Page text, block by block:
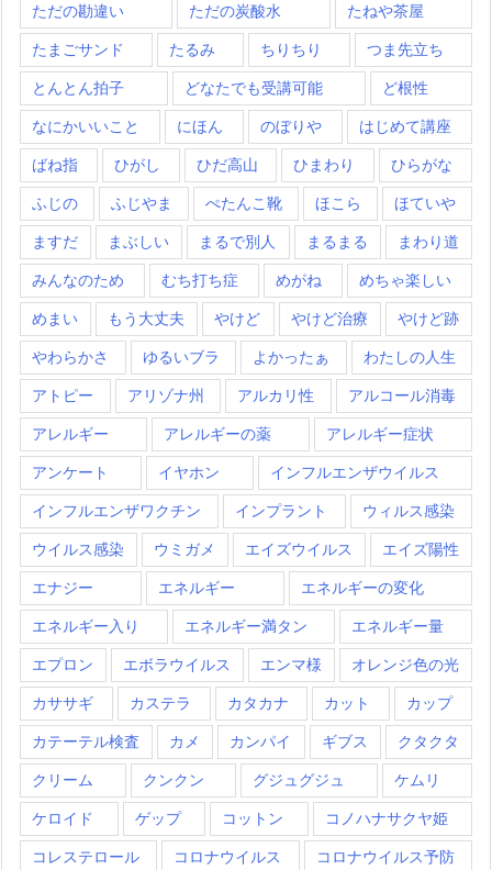
ただの勘違い ただの炭酸水 たねや茶屋
たまごサンド たるみ ちりちり つま先立ち
とんとん拍子 どなたでも受講可能 ど根性
なにかいいこと にほん のぼりや はじめて講座
ばね指 ひがし ひだ高山 ひまわり ひらがな
ふじの ふじやま ぺたんこ靴 ほこら ほていや
ますだ まぶしい まるで別人 まるまる まわり道
みんなのため むち打ち症 めがね めちゃ楽しい
めまい もう大丈夫 やけど やけど治療 やけど跡
やわらかさ ゆるいブラ よかったぁ わたしの人生
アトピー アリゾナ州 アルカリ性 アルコール消毒
アレルギー アレルギーの薬 アレルギー症状
アンケート イヤホン インフルエンザウイルス
インフルエンザワクチン インプラント ウィルス感染
ウイルス感染 ウミガメ エイズウイルス エイズ陽性
エナジー エネルギー エネルギーの変化
エネルギー入り エネルギー満タン エネルギー量
エプロン エボラウイルス エンマ様 オレンジ色の光
カササギ カステラ カタカナ カット カップ
カテーテル検査 カメ カンパイ ギブス クタクタ
クリーム クンクン グジュグジュ ケムリ
ケロイド ゲップ コットン コノハナサクヤ姫
コレステロール コロナウイルス コロナウイルス予防